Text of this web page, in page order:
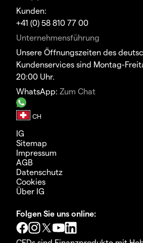
Kunden:
+41 (0) 58 810 77 00
Unternehmensführung
Unsere Öffnungszeiten des
Kundenservices sind Montag-
20:00 Uhr.
WhatsApp: Zum Chat
IG
Sitemap
Impressum
AGB
Datenschutz
Cookies
Über IG
Folgen Sie uns online: